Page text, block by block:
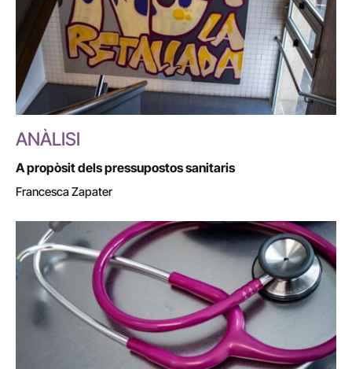
ANÀLISI
A propòsit dels pressupostos sanitaris
Francesca Zapater